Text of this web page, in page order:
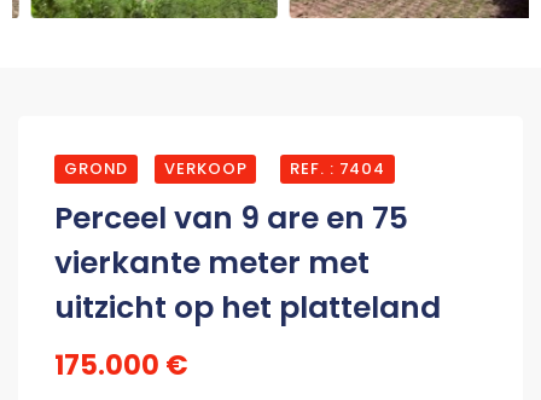
GROND VERKOOP REF. : 7404
Perceel van 9 are en 75
vierkante meter met
uitzicht op het platteland
175.000 €